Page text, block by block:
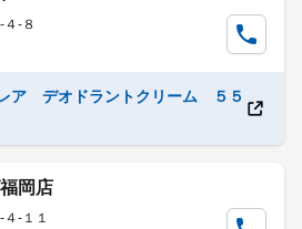
-８
ア デオドラントクリーム ５５
岡店
-１１